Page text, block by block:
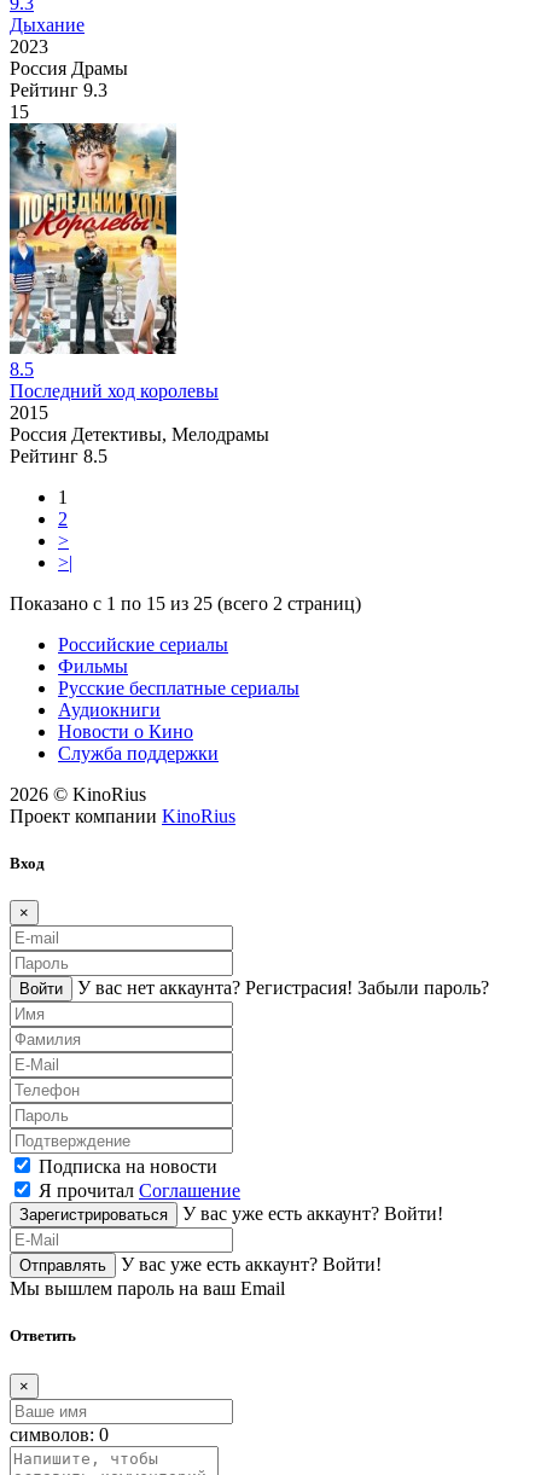
Дыхание
2023
Россия Драмы
Рейтинг 9.3
15
8.5
Последний ход королевы
2015
Россия Детективы, Мелодрамы
Рейтинг 8.5
1
2
>
>|
Показано с 1 по 15 из 25 (всего 2 страниц)
Российские сериалы
Фильмы
Русские бесплатные сериалы
Аудиокниги
Новости о Кино
Служба поддержки
2026 © KinoRius
Проект компании KinoRius
Вход
×
Войти У вас нет аккаунта? Регистраcия! Забыли пароль?
Подписка на новости
Я прочитал Соглашение
Зарегистрироваться У вас уже есть аккаунт? Войти!
Отправлять У вас уже есть аккаунт? Войти!
Мы вышлем пароль на ваш Email
Ответить
×
символов: 0